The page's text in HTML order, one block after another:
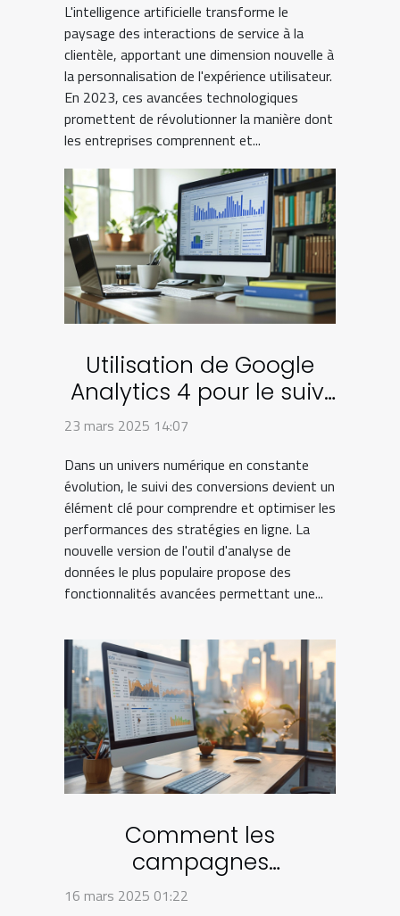
2023
L'intelligence artificielle transforme le
paysage des interactions de service à la
clientèle, apportant une dimension nouvelle à
la personnalisation de l'expérience utilisateur.
En 2023, ces avancées technologiques
promettent de révolutionner la manière dont
les entreprises comprennent et...
Utilisation de Google
Analytics 4 pour le suivi
avancé des conversions
23 mars 2025 14:07
Dans un univers numérique en constante
évolution, le suivi des conversions devient un
élément clé pour comprendre et optimiser les
performances des stratégies en ligne. La
nouvelle version de l'outil d'analyse de
données le plus populaire propose des
fonctionnalités avancées permettant une...
Comment les
campagnes
automatiques de push
16 mars 2025 01:22